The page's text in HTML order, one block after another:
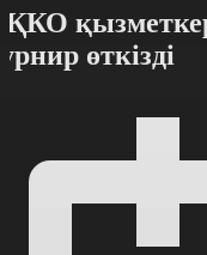
өткізді